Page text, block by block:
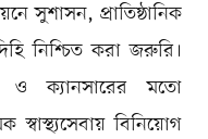
সুশাসন, প্রাতিষ্ঠানিক
নিশ্চিত করা জরুরি।
ও ক্যানসারের মতো
স্বাস্থ্যসেবায় বিনিয়োগ